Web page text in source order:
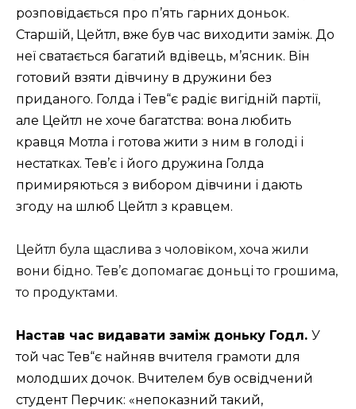
розповідається про п’ять гарних доньок.
Старшій, Цейтл, вже був час виходити заміж. До
неї сватається багатий вдівець, м’ясник. Він
готовий взяти дівчину в дружини без
приданого. Голда і Тев“є радіє вигідній партії,
але Цейтл не хоче багатства: вона любить
кравця Мотла і готова жити з ним в голоді і
нестатках. Тев’є і його дружина Голда
примиряються з вибором дівчини і дають
згоду на шлюб Цейтл з кравцем.
Цейтл була щаслива з чоловіком, хоча жили
вони бідно. Тев’є допомагає доньці то грошима,
то продуктами.
Настав час видавати заміж доньку Годл. У
той час Тев“є найняв вчителя грамоти для
молодших дочок. Вчителем був освідчений
студент Перчик: «непоказний такий,